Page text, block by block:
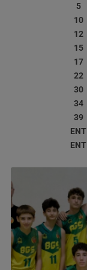
5
10
12
15
17
22
30
34
39
ENT
ENT